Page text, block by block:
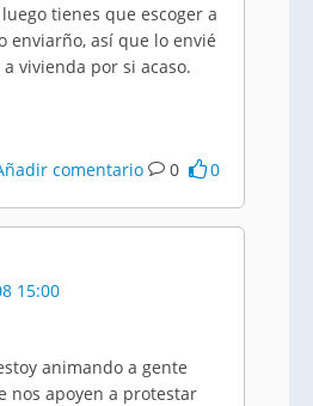
tienes que escoger a
enviarño, así que lo envié
vivienda por si acaso.
comentario 0 0
15:00
animando a gente
nos apoyen a protestar